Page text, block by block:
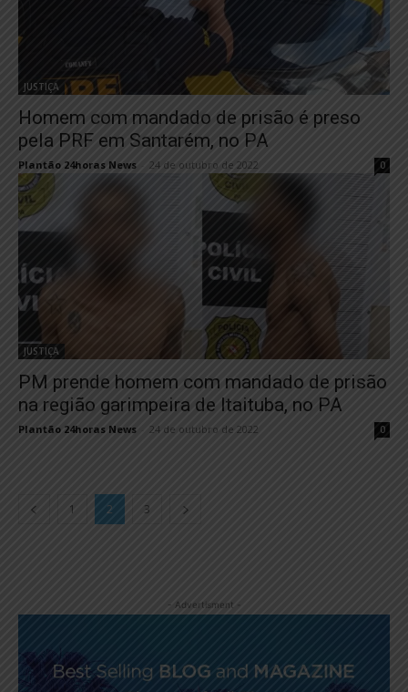
JUSTIÇA
Homem com mandado de prisão é preso
pela PRF em Santarém, no PA
Plantão 24horas News 24 de outubro de 2022 0
JUSTIÇA
PM prende homem com mandado de prisão
na região garimpeira de Itaituba, no PA
Plantão 24horas News 24 de outubro de 2022 0
1 2 3
- Advertisment -